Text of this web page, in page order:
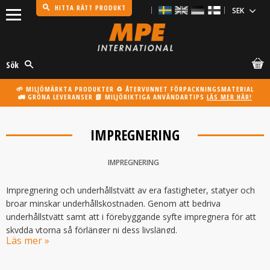
HITTA RÄTT PRODUKT
Sök
🌱 MILJÖMÄRKTA PRODUKTER ♻️ ÅTERVUNNET FÖRPACKNINGSMATERIAL
🚛 GRÖNA LEVERANSER 📗 MILJÖRIKTIGA ANVÄNDARTIPS LÄS MER HÄR!
IMPREGNERING
IMPREGNERING
Impregnering och underhållstvätt av era fastigheter, statyer och
broar minskar underhållskostnaden. Genom att bedriva
underhållstvätt samt att i förebyggande syfte impregnera för att
skydda ytorna så förlänger ni dess livslängd.